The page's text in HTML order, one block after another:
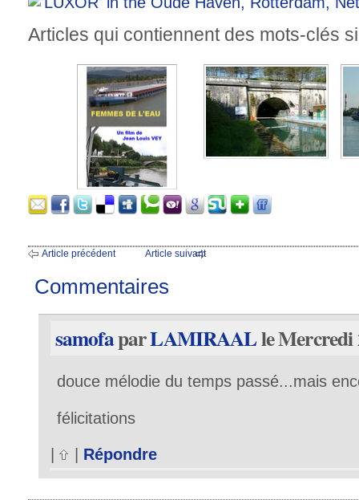
Articles qui contiennent des mots-clés
Article précédent Article suivant
Commentaires
samofaparLAMIRAALle Mercredi
douce mélodie du temps passé...mais
félicitations
| | Répondre